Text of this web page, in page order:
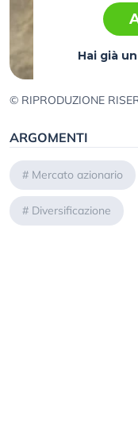
Hai già
© RIPRODUZIONE
ARGOMENTI
# Mercato azionario
# Diversificazione